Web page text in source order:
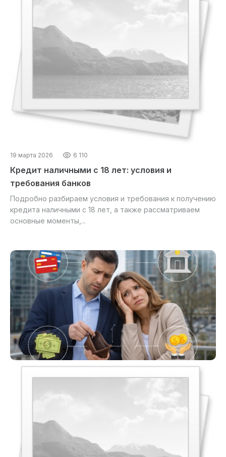
19 марта 2026 6 110
Кредит наличными с 18 лет: условия и
требования банков
Подробно разбираем условия и требования к получению
кредита наличными с 18 лет, а также рассматриваем
основные моменты,...